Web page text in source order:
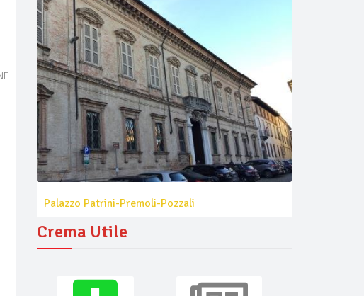
Palazzo Patrini-Premoli-Pozzali
Crema Utile